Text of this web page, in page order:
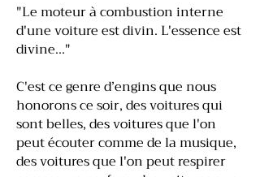
"Le moteur à combustion interne
d'une voiture est divin. L'essence est
divine..."
C'est ce genre d’engins que nous
honorons ce soir, des voitures qui
sont belles, des voitures que l'on
peut écouter comme de la musique,
des voitures que l'on peut respirer